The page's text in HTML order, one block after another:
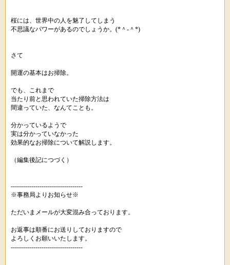
桜には、世界中の人を魅了してしまう
不思議なパワーがあるのでしょうか。(*＾-＾*)
さて
開運の基本はお掃除。
でも、これまで
当たり前と思われていた掃除方法は
間違っていた、なんてことも。
分かっているようで
実は分かっていなかった
効果的なお掃除について解説します。
（編集後記につづく）
-----------------------------------
※事務局よりお知らせ※
ただいまメールが大変混み合っております。
お返事は順番にお送りしておりますので
よろしくお願いいたします。
-----------------------------------